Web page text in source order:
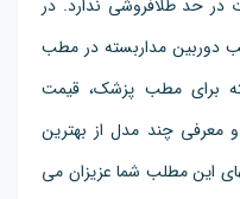
در حد طلافروشی ندارد. در
دوربین مداربسته در مطب
برای مطب پزشک، قیمت
معرفی چند مدل از بهترین
این مطلب شما عزیزان می